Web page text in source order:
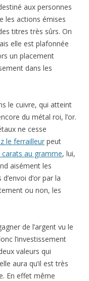
aux personnes
les actions émises
titres très sûrs. On
elle est plafonnée
un placement
dans les
le cuivre, qui atteint
du métal roi, l’or.
ne cesse
le ferrailleur peut
carats au gramme, lui,
aisément les
d’or par la
ou non, les
de l’argent vu le
l’investissement
valeurs qui
aura qu’il est très
En effet même